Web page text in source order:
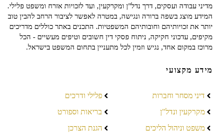
מדיני עבודה ועסקים, דרך נדל"ן ומקרקעין, ועד לזכויות אזרח ומשפט פלילי.
המידע מוצג בשפה ברורה ונגישה, במטרה לאפשר לציבור הרחב להבין טוב
יותר את זכויותיהם וחובותיהם המשפטיות. התכנים באתר כוללים מדריכים
מקיפים, עדכוני חקיקה, ניתוח פסקי דין חשובים וטיפים מעשיים - הכל
מרוכז במקום אחד, נגיש וזמין לכל מתעניין בתחום המשפט בישראל.
מידע מקצועי
דיני מסחר וחברות
מקרקעין ונדל"ן
משפט וניהול הליכים
פלילי ודרכים
בריאות וספורט
הגנת הצרכן